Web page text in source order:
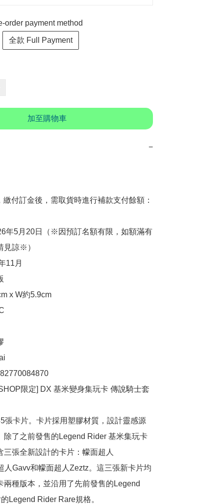
order payment method
全款 Full Payment
加至購物車
−
付訂金後，需取貨時進行補款支付餘額：
年5月20日（※因預訂名額有限，如額滿有
見諒※）
11月
x W約5.9cm
限定] DX 基米變身集玩卡 傳說騎士套
張卡片。卡片採用塑膠材質，設計靈感源
除了之前發售的Legend Rider 基米集玩卡
三張全新設計的卡片：幪面超人
人Gavv和幪面超人Zeztz。這三張新卡片均
兩種版本，並沿用了先前發售的Legend
Legend Rider Rare規格。